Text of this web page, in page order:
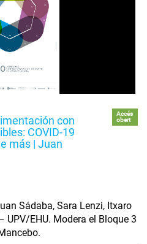
con
COVID-19
más | Juan
Accés
obert
Sádaba, Sara Lenzi, Itxaro
UPV/EHU. Modera el Bloque 3